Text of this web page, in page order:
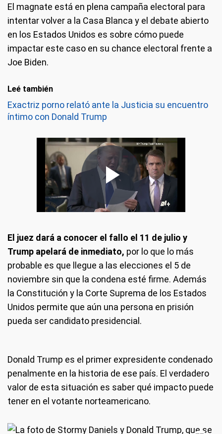
El magnate está en plena campaña electoral para
intentar volver a la Casa Blanca y el debate abierto
en los Estados Unidos es sobre cómo puede
impactar este caso en su chance electoral frente a
Joe Biden.
Leé también
Exactriz porno relató ante la Justicia su encuentro
íntimo con Donald Trump
El juez dará a conocer el fallo el 11 de julio y
Trump apelará de inmediato, por lo que lo más
probable es que llegue a las elecciones el 5 de
noviembre sin que la condena esté firme. Además
la Constitución y la Corte Suprema de los Estados
Unidos permite que aún una persona en prisión
pueda ser candidato presidencial.
Donald Trump es el primer expresidente condenado
penalmente en la historia de ese país. El verdadero
valor de esta situación es saber qué impacto puede
tener en el votante norteamericano.